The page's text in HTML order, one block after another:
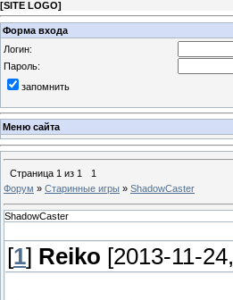
[SITE LOGO]
Форма входа
Логин:
Пароль:
запомнить
Меню сайта
Страница 1 из 1
1
Форум » Старинные игры » ShadowCaster
ShadowCaster
[1] Reiko [2013-11-